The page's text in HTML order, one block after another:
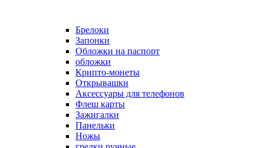
Брелоки
Запонки
Обложки на паспорт
обложки
Крипто-монеты
Открывашки
Аксессуары для телефонов
Флеш карты
Зажигалки
Панельки
Ножы